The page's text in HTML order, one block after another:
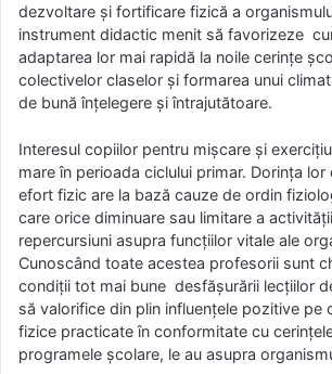
dezvoltare şi fortificare fizică a
instrument didactic menit să favorizeze
adaptarea lor mai rapidă la noile cerinţe
colectivelor claselor şi formarea unui
de bună înţelegere şi întrajutătoare.
Interesul copiilor pentru mişcare şi
mare în perioada ciclului primar. Dorinţa lor
efort fizic are la bază cauze de ordin
care orice diminuare sau limitare a
repercursiuni asupra funcţiilor vitale ale
Cunoscând toate acestea profesorii sunt
condiţii tot mai bune desfăşurării lecţiilor
să valorifice din plin influenţele pozitive pe
fizice practicate în conformitate cu
programele şcolare, le au asupra